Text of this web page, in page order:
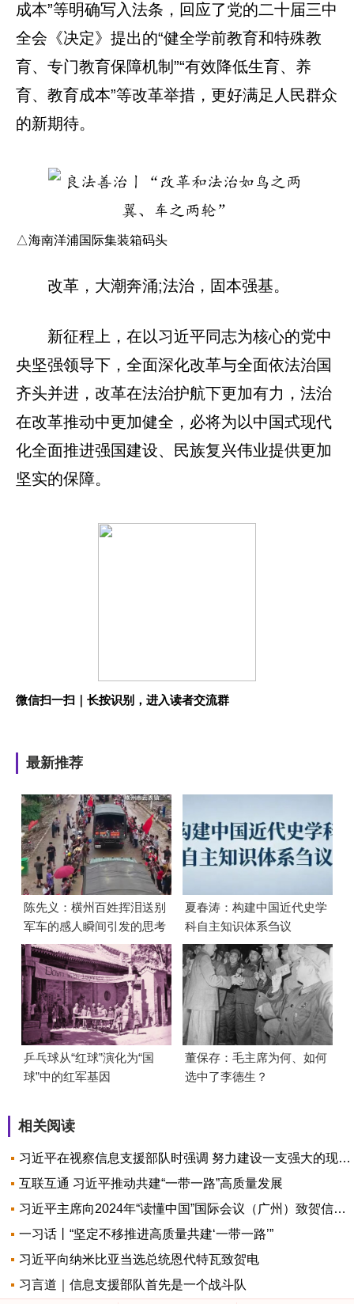
成本”等明确写入法条，回应了党的二十届三中
全会《决定》提出的“健全学前教育和特殊教
育、专门教育保障机制”“有效降低生育、养
育、教育成本”等改革举措，更好满足人民群众
的新期待。
△海南洋浦国际集装箱码头
改革，大潮奔涌;法治，固本强基。
新征程上，在以习近平同志为核心的党中
央坚强领导下，全面深化改革与全面依法治国
齐头并进，改革在法治护航下更加有力，法治
在改革推动中更加健全，必将为以中国式现代
化全面推进强国建设、民族复兴伟业提供更加
坚实的保障。
微信扫一扫｜长按识别，进入读者交流群
最新推荐
陈先义：横州百姓挥泪送别
军车的感人瞬间引发的思考
夏春涛：构建中国近代史学
科自主知识体系刍议
乒乓球从“红球”演化为“国
球”中的红军基因
董保存：毛主席为何、如何
选中了李德生？
相关阅读
习近平在视察信息支援部队时强调 努力建设一支强大的现代化信息支援部队 推动我军网络信息体系建设跨越发展
互联互通 习近平推动共建“一带一路”高质量发展
习近平主席向2024年“读懂中国”国际会议（广州）致贺信引发与会嘉宾热烈反响
一习话丨“坚定不移推进高质量共建‘一带一路’”
习近平向纳米比亚当选总统恩代特瓦致贺电
习言道｜信息支援部队首先是一个战斗队